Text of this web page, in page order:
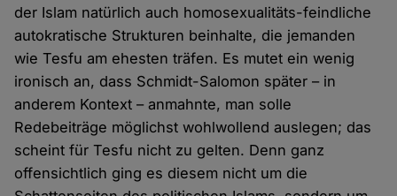
der Islam natürlich auch homosexualitäts-feindliche
autokratische Strukturen beinhalte, die jemanden
wie Tesfu am ehesten träfen. Es mutet ein wenig
ironisch an, dass Schmidt-Salomon später – in
anderem Kontext – anmahnte, man solle
Redebeiträge möglichst wohlwollend auslegen; das
scheint für Tesfu nicht zu gelten. Denn ganz
offensichtlich ging es diesem nicht um die